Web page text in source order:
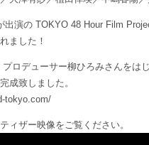
出演の TOKYO 48 Hour Film
ました！
ロデューサー柳ひろみさんをは
成致しました。
tokyo.com/
ィザー映像をご覧ください。